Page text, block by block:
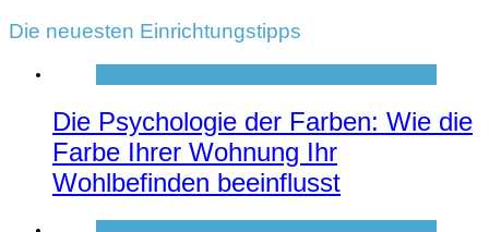
Die neuesten Einrichtungstipps
Die Psychologie der Farben: Wie die
Farbe Ihrer Wohnung Ihr
Wohlbefinden beeinflusst